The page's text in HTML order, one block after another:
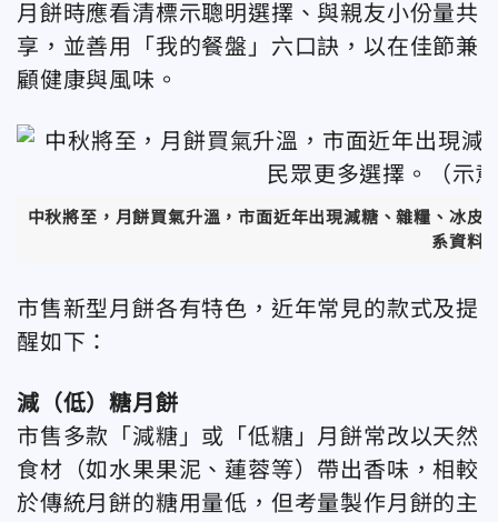
月餅時應看清標示聰明選擇、與親友小份量共
享，並善用「我的餐盤」六口訣，以在佳節兼
顧健康與風味。
中秋將至，月餅買氣升溫，市面近年出現減糖、雜糧、冰皮
系資料
市售新型月餅各有特色，近年常見的款式及提
醒如下：
減（低）糖月餅
市售多款「減糖」或「低糖」月餅常改以天然
食材（如水果果泥、蓮蓉等）帶出香味，相較
於傳統月餅的糖用量低，但考量製作月餅的主